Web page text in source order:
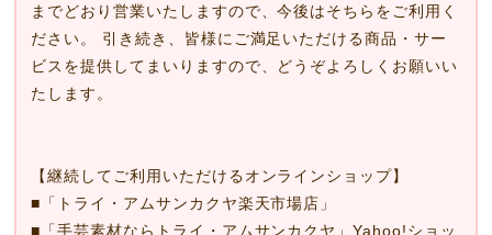
までどおり営業いたしますので、今後はそちらをご利用く
ださい。 引き続き、皆様にご満足いただける商品・サー
ビスを提供してまいりますので、どうぞよろしくお願いい
たします。
【継続してご利用いただけるオンラインショップ】
■ 「トライ・アムサンカクヤ楽天市場店」
■ 「手芸素材ならトライ・アムサンカクヤ」Yahoo!ショッ